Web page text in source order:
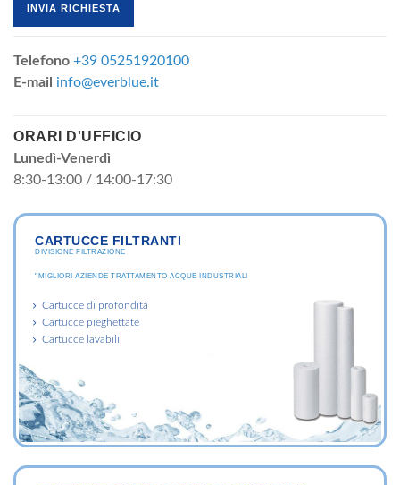
Telefono +39 05251920100
E-mail
info@everblue.it
ORARI D'UFFICIO
Lunedì-Venerdì
8:30-13:00 / 14:00-17:30
CARTUCCE FILTRANTI
DIVISIONE FILTRAZIONE
"MIGLIORI AZIENDE TRATTAMENTO ACQUE INDUSTRIALI
Cartucce di profondità
Cartucce pieghettate
Cartucce lavabili